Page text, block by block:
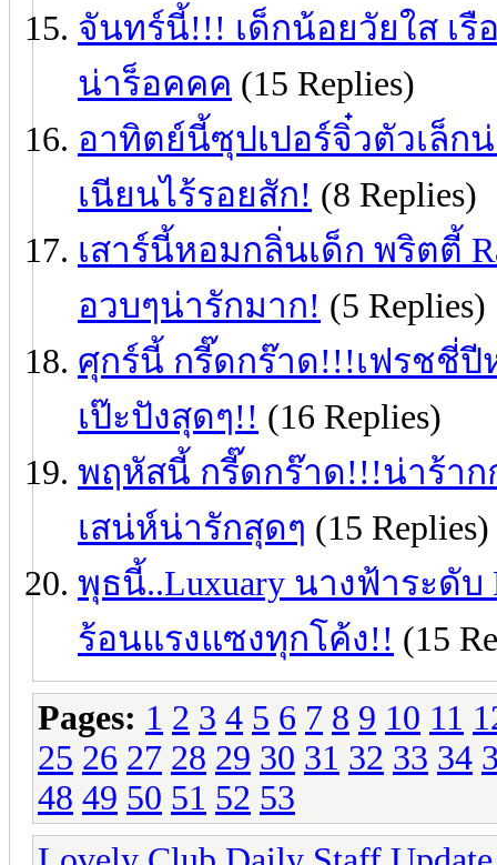
จันทร์นี้!!! เด็กน้อยวัยใส เรื
น่าร็อคคค (15 Replies)
อาทิตย์นี้ซุปเปอร์จิ๋วตัวเล็ก
เนียนไร้รอยสัก! (8 Replies)
เสาร์นี้หอมกลิ่นเด็ก พริตตี้
อวบๆน่ารักมาก! (5 Replies)
ศุกร์นี้ กรี๊ดกร๊าด!!!เฟรชชี่ปี
เป๊ะปังสุดๆ!! (16 Replies)
พฤหัสนี้ กรี๊ดกร๊าด!!!น่าร้าก
เสน่ห์น่ารักสุดๆ (15 Replies)
พุธนี้..Luxuary นางฟ้าระดั
ร้อนแรงแซงทุกโค้ง!! (15
Pages: 1 2 3 4 5 6 7 8 9 10 11
25 26 27 28 29 30 31 32 33 34
48 49 50 51 52 53